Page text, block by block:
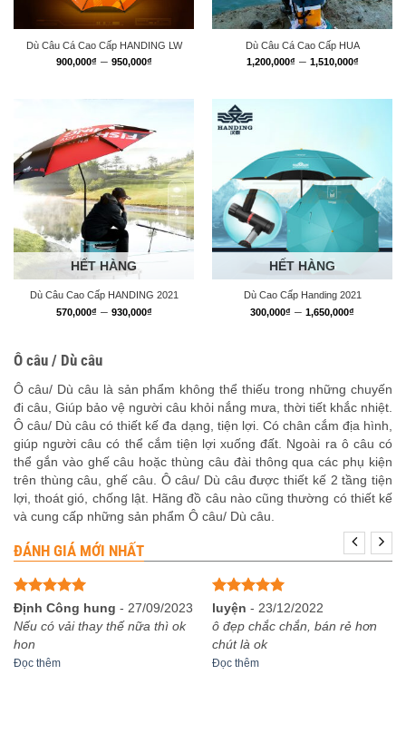
Dù Câu Cá Cao Cấp HANDING LW
900,000₫ – 950,000₫Khoảng
900,000₫
Dù Câu Cá Cao Cấp HUA
1,200,000₫ – 1,510,000₫Khoảng
HẾT HÀNG
Dù Câu Cao Cấp HANDING 2021
570,000₫ – 930,000₫Khoảng
HẾT HÀNG
Dù Cao Cấp Handing 2021
300,000₫ – 1,650,000₫
Ô câu / Dù câu
Ô câu/ Dù câu là sản phẩm không thể thiếu trong những chuyến
đi câu, Giúp bảo vệ người câu khỏi nắng mưa, thời tiết khắc nhiệt.
Ô câu/ Dù câu có thiết kế đa dạng, tiện lợi. Có chân cắm địa hình,
giúp người câu có thể cắm tiện lợi xuống đất. Ngoài ra ô câu có
thể gắn vào ghế câu hoặc thùng câu đài thông qua các phụ kiện
trên thùng câu, ghế câu. Ô câu/ Dù câu được thiết kế 2 tầng tiện
lợi, thoát gió, chống lật. Hãng đồ câu nào cũng thường có thiết kế
và cung cấp những sản phẩm Ô câu/ Dù câu.
ĐÁNH GIÁ MỚI NHẤT
Được xếp
hạng
5
5
sao
Định Công hung - 27/09/2023
Nếu có vải thay thế nữa thì ok
hon
Đọc thêm
Được xếp
hạng
5
sao
luyện - 23/12/2022
ô đẹp chắc chắn, bán rẻ hơn
chút là ok
Đọc thêm